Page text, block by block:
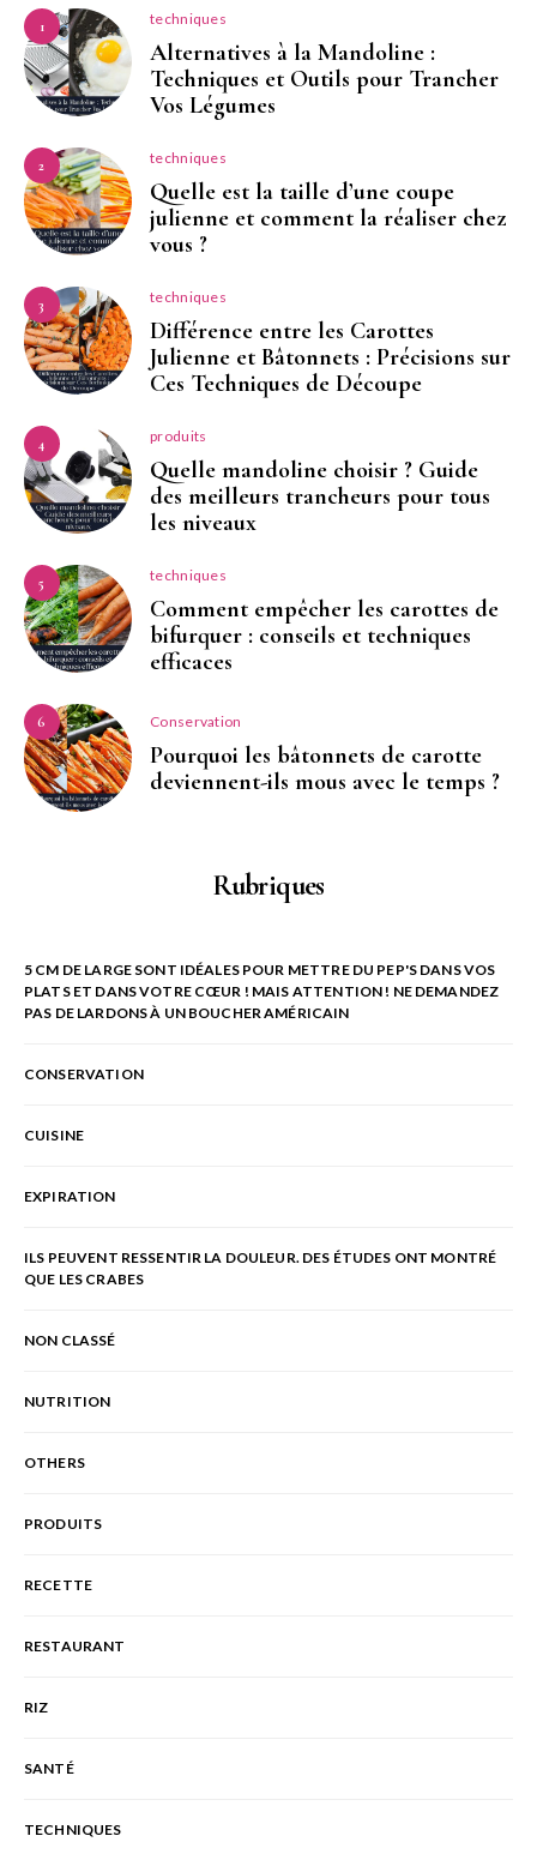
1 techniques
Alternatives à la Mandoline :
Techniques et Outils pour Trancher
Vos Légumes
2 techniques
Quelle est la taille d’une coupe
julienne et comment la réaliser chez
vous ?
3 techniques
Différence entre les Carottes
Julienne et Bâtonnets : Précisions sur
Ces Techniques de Découpe
4 produits
Quelle mandoline choisir ? Guide
des meilleurs trancheurs pour tous
les niveaux
5 techniques
Comment empêcher les carottes de
bifurquer : conseils et techniques
efficaces
6 Conservation
Pourquoi les bâtonnets de carotte
deviennent-ils mous avec le temps ?
Rubriques
5 CM DE LARGE SONT IDÉALES POUR METTRE DU PEP'S DANS VOS
PLATS ET DANS VOTRE CŒUR ! MAIS ATTENTION ! NE DEMANDEZ
PAS DE LARDONS À UN BOUCHER AMÉRICAIN
CONSERVATION
CUISINE
EXPIRATION
ILS PEUVENT RESSENTIR LA DOULEUR. DES ÉTUDES ONT MONTRÉ
QUE LES CRABES
NON CLASSÉ
NUTRITION
OTHERS
PRODUITS
RECETTE
RESTAURANT
RIZ
SANTÉ
TECHNIQUES